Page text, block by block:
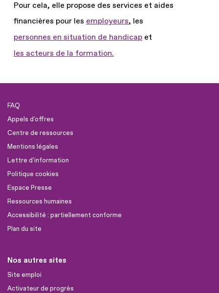
Pour cela, elle propose des services et aides
financières pour les employeurs, les
personnes en situation de handicap et
les acteurs de la formation.
FAQ
Appels d'offres
Centre de ressources
Mentions légales
Lettre d'information
Politique cookies
Espace Presse
Ressources humaines
Accessibilité : partiellement conforme
Plan du site
Nos autres sites
Site emploi
Activateur de progrès